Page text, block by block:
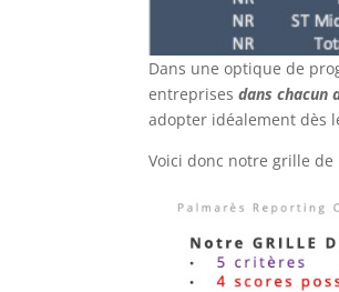
Dans une optique de
entreprisesdans chacun
adopter idéalement dès
Voici donc notre grille